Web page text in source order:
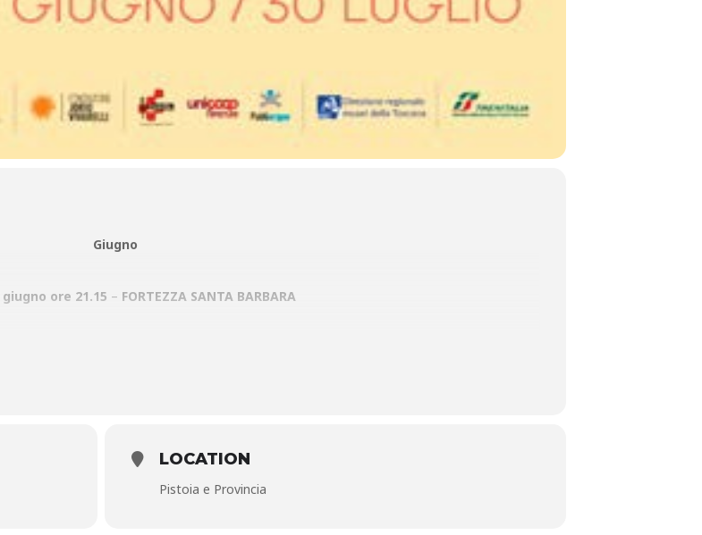
Giugno
ore 21.15 – FORTEZZA SANTA BARBARA
Palmitesta (Basso) Giuseppe Favia (batteria) Gabriele Landucci (tastiere) Domenico
Zazzara (regia)
LOCATION
Pistoia e Provincia